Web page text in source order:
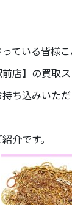
ている皆様こ
前店】の買取
ち込みいた
介です。